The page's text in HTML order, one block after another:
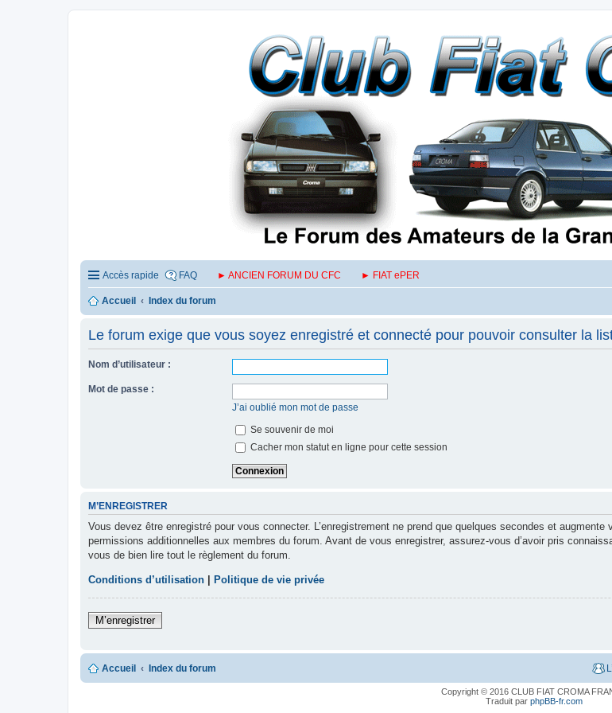
Accès rapide FAQ ► ANCIEN FORUM DU CFC ► FIAT ePER
Accueil Index du forum
Le forum exige que vous soyez enregistré et connecté pour pouvoir consulter la
Nom d’utilisateur :
Mot de passe :
J’ai oublié mon mot de passe
Se souvenir de moi
Cacher mon statut en ligne pour cette session
M’ENREGISTRER
Vous devez être enregistré pour vous connecter. L’enregistrement ne prend que quelques secondes et
permissions additionnelles aux membres du forum. Avant de vous enregistrer, assurez-vous d’avoir pris
vous de bien lire tout le règlement du forum.
Conditions d’utilisation| Politique de vie privée
M’enregistrer
Accueil Index du forum
Copyright © 2016 CLUB FIAT CROMA
Traduit par phpBB-fr.com